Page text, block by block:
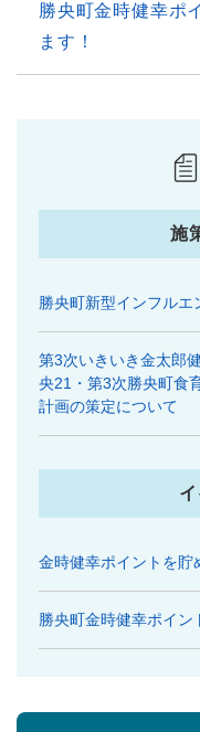
勝央町金時健幸ポ
ます！
施
勝央町新型インフル
第3次いきいき金太郎
央21・第3次勝央町食
計画の策定について
金時健幸ポイントを貯
勝央町金時健幸ポイン